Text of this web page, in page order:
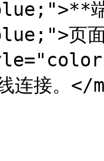
端
页面
连接。</